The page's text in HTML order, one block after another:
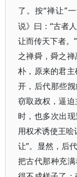
了。按“禅让”
说》曰：“古者
让而传天下者。
之禅舜，舜之
朴，原来的君
开，后代那些
窃取政权，逼
时，也多次出
用权术诱使王
让”。显然，后
把古代那种充